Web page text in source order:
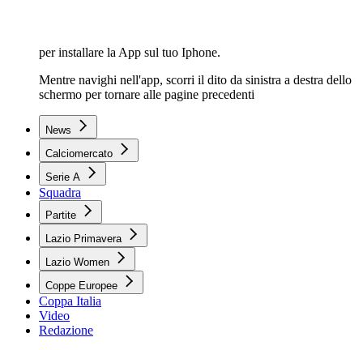
per installare la App sul tuo Iphone.
Mentre navighi nell'app, scorri il dito da sinistra a destra dello
schermo per tornare alle pagine precedenti
News
Calciomercato
Serie A
Squadra
Partite
Lazio Primavera
Lazio Women
Coppe Europee
Coppa Italia
Video
Redazione